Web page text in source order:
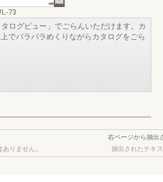
73
ログビュー」でごらんいただけます。カ
でパラパラめくりながらカタログをごら
りません。
右ページから抽出
抽出されたテキ